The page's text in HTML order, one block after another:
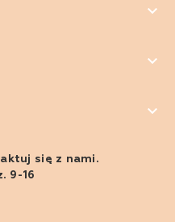
keyboard_arrow_down
keyboard_arrow_down
keyboard_arrow_down
się z nami.
9-16